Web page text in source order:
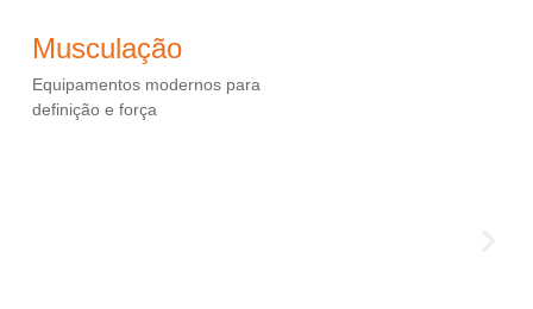
Musculação
Equipamentos modernos para
definição e força